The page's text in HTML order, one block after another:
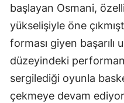
başlayan Osmani,
yükselişiyle öne
forması giyen
düzeyindeki
sergilediği oyunla
çekmeye devam